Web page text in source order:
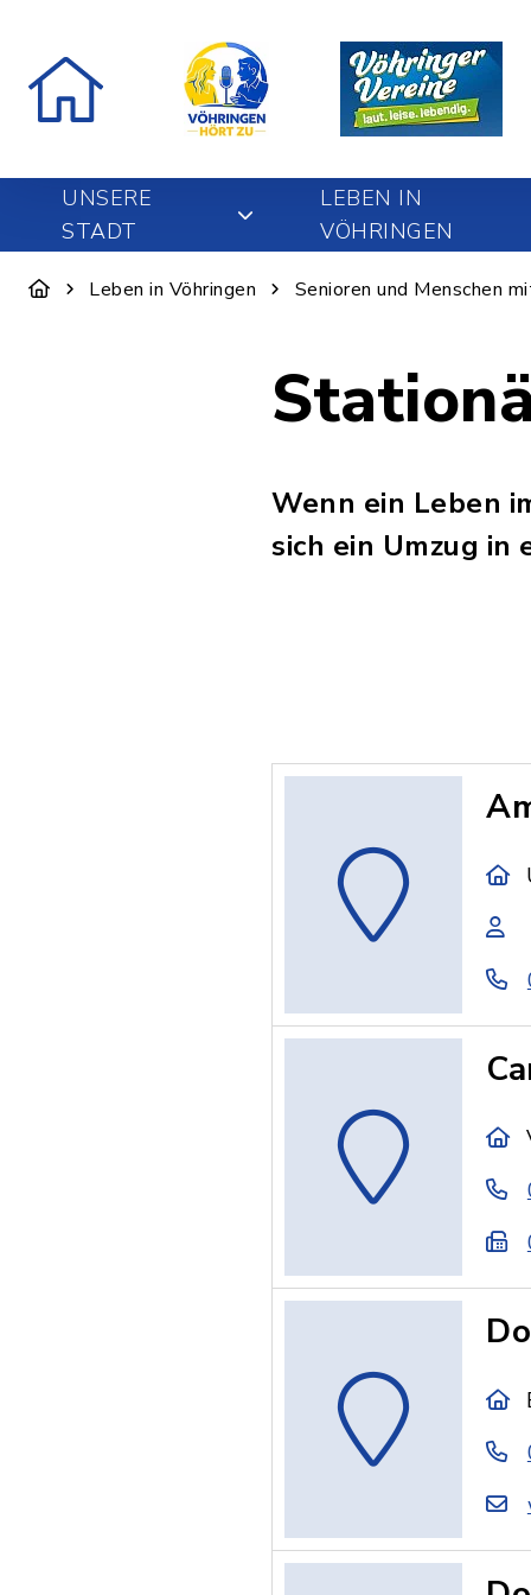
UNSERE
STADT
LEBEN IN
VÖHRINGEN
Leben in Vöhringen Senioren und Menschen
Wenn ein Leben
sich ein Umzug